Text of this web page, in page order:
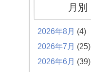
月別
2026年8月 (4)
2026年7月 (25)
2026年6月 (39)